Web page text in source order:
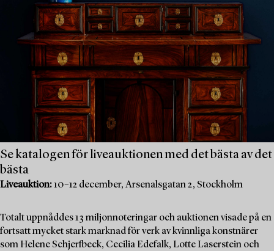
Se katalogen för liveauktionen med det bästa av det
bästa
Liveauktion:10–12 december, Arsenalsgatan 2, Stockholm
Totalt uppnåddes 13 miljonnoteringar och auktionen visade på en
fortsatt mycket stark marknad för verk av kvinnliga konstnärer
som Helene Schjerfbeck, Cecilia Edefalk, Lotte Laserstein och